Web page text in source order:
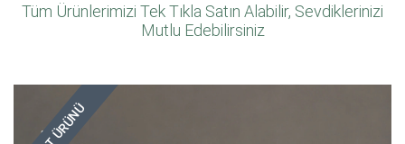
Tüm Ürünlerimizi Tek Tıkla Satın Alabilir, Sevdiklerinizi
Mutlu Edebilirsiniz